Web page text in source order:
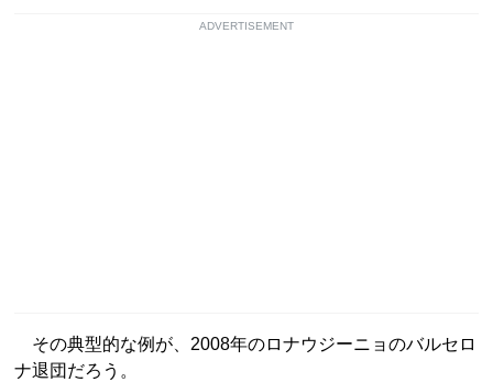
ADVERTISEMENT
その典型的な例が、2008年のロナウジーニョのバルセロ
ナ退団だろう。